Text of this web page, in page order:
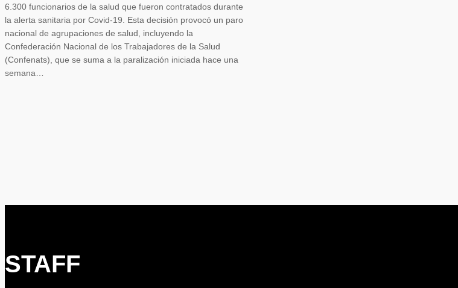
6.300 funcionarios de la salud que fueron contratados durante
la alerta sanitaria por Covid-19. Esta decisión provocó un paro
nacional de agrupaciones de salud, incluyendo la
Confederación Nacional de los Trabajadores de la Salud
(Confenats), que se suma a la paralización iniciada hace una
semana…
STAFF